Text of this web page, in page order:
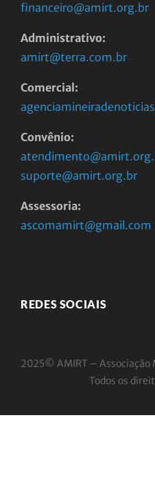
financeiro@amirt.org.br
Administrativo:
amirt@terra.com.br
Comercial:
Convênio:
suporte@amirt.org.br
Assessoria:
ascomamirt@gmail.com
REDES SOCIAIS
2025© AMIRT – Associação
Todos os